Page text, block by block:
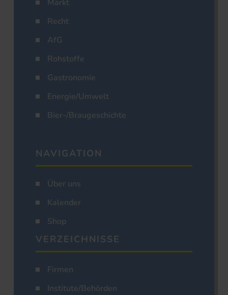
Markt
Recht
AfG
Rohstoffe
Gastronomie
Energie/Umwelt
Bier-/Braugeschichte
NAVIGATION
Über uns
Kalender
Shop
VERZEICHNISSE
Firmen
Institute/Behörden